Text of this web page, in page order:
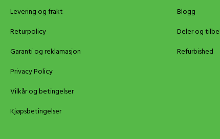
Levering og frakt
Returpolicy
Garanti og reklamasjon
Privacy Policy
Vilkår og betingelser
Kjøpsbetingelser
Blogg
Deler og
Refurbished